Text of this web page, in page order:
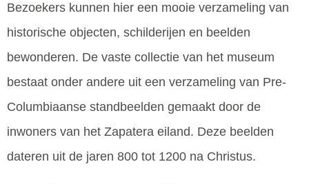
Bezoekers kunnen hier een mooie verzameling van
historische objecten, schilderijen en beelden
bewonderen. De vaste collectie van het museum
bestaat onder andere uit een verzameling van Pre-
Columbiaanse standbeelden gemaakt door de
inwoners van het Zapatera eiland. Deze beelden
dateren uit de jaren 800 tot 1200 na Christus.